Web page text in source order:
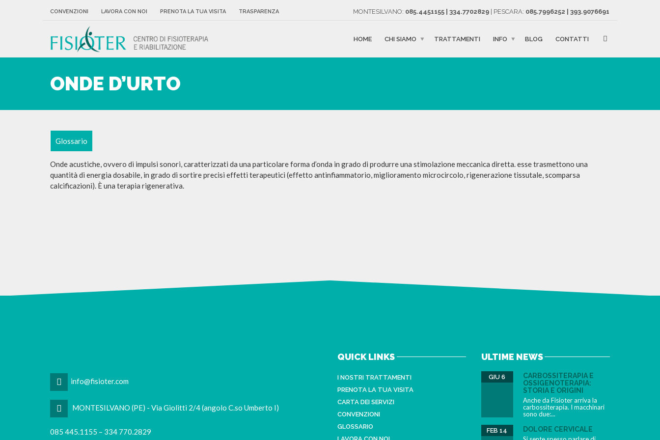
CONVENZIONI LAVORA CON NOI PRENOTA LA TUA VISITA TRASPARENZA MONTESILVANO: 085.4451155 | 334.7702829 | PESCARA: 085.7996252 | 393.9076691
HOME CHI SIAMO TRATTAMENTI INFO BLOG CONTATTI
ONDE D’URTO
Glossario
Onde acustiche, ovvero di impulsi sonori, caratterizzati da una particolare forma d’onda in grado di produrre una stimolazione meccanica diretta. esse trasmettono una
quantità di energia dosabile, in grado di sortire precisi effetti terapeutici (effetto antinfiammatorio, miglioramento microcircolo, rigenerazione tissutale, scomparsa
calcificazioni). È una terapia rigenerativa.
info@fisioter.com
MONTESILVANO (PE) - Via Giolitti 2/4 (angolo C.so Umberto I)
085 445.1155 – 334 770.2829
QUICK LINKS
I NOSTRI TRATTAMENTI
PRENOTA LA TUA VISITA
CARTA DEI SERVIZI
CONVENZIONI
GLOSSARIO
ULTIME NEWS
CARBOSSITERAPIA E
OSSIGENOTERAPIA:
STORIA E ORIGINI
GIU 6
Anche da Fisioter arriva la
carbossiterapia. I macchinari
sono due:...
DOLORE CERVICALE
FEB 14